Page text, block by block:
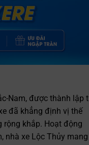
Nam, được thành lập
đã khẳng định vị thế
khắp. Hoạt động
nhà xe Lộc Thủy mang